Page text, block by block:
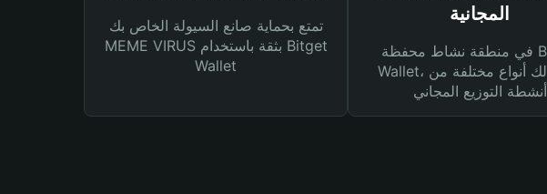
تمتع بحماية صانع السيولة الخاص بك
MEME VIRUS بثقة باستخدام Bitget
Wallet
المجانية
في منطقة نشاط محفظة Bitget
Wallet، وفرنا لك أنواع مختلفة من
أنشطة التوزيع المجاني